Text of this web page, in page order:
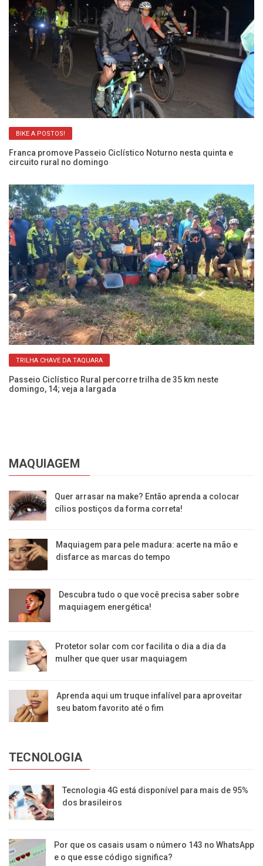
BIKE A POSTOS!
Franca promove Passeio Ciclístico Noturno nesta quinta e
circuito rural no domingo
TRILHA CHAVE DA TAQUARA
Passeio Ciclístico Rural percorre trilha de 35 km neste
domingo, 14; veja a largada
MAQUIAGEM
Quer arrasar na make? Então aprenda a colocar
cílios postiços da forma correta!
Maquiagem para pele madura: acerte na mão e
disfarce as marcas do tempo
Descubra tudo o que você precisa saber sobre
maquiagem energética!
Protetor solar com cor facilita o dia a dia da
mulher que quer usar maquiagem
Aprenda aqui um truque infalível para aproveitar
seu batom favorito até o fim
TECNOLOGIA
Tecnologia 4G está disponível para mais de 95%
dos brasileiros
Por que os casais usam o número 143 no WhatsApp
e o que esse código significa?